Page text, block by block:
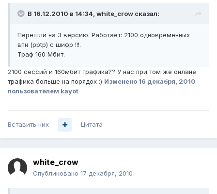
В 16.12.2010 в 14:34, white_crow сказал:
Перешли на 3 версию. Работает: 2100 одновременных
впн (pptp) c шифр !!!.
Траф 160 Мбит.
2100 сессий и 160мбит трафика?? У нас при том же онлане
трафика больше на порядок :) Изменено 16 декабря, 2010
пользователем kayot
Вставить ник Цитата
white_crow
Опубликовано 17 декабря, 2010